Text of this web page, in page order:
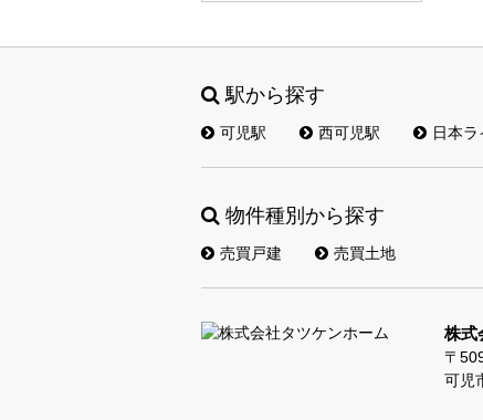
駅から探す
可児駅 西可児駅 日本
物件種別から探す
売買戸建 売買土地
株式
〒
可児